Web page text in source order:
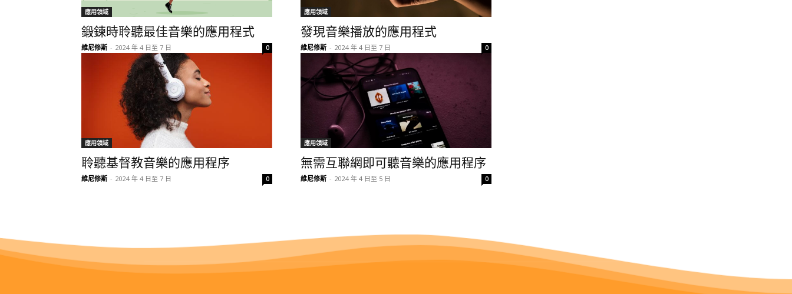
應用領域
鍛鍊時聆聽最佳音樂的應用程式
維尼修斯 - 2024 年 4 日至 7 日 0
應用領域
發現音樂播放的應用程式
維尼修斯 - 2024 年 4 日至 7 日 0
應用領域
聆聽基督教音樂的應用程序
維尼修斯 - 2024 年 4 日至 7 日 0
應用領域
無需互聯網即可聽音樂的應用程序
維尼修斯 - 2024 年 4 日至 5 日 0